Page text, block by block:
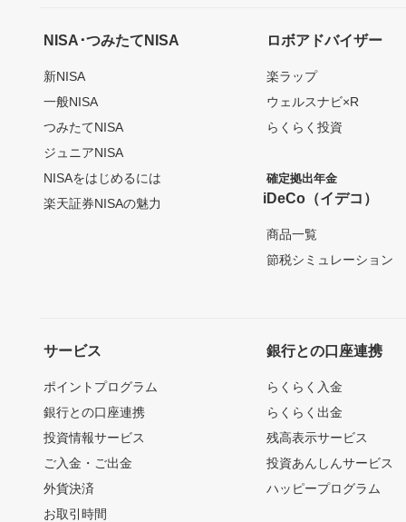
NISA･つみたてNISA
新NISA
一般NISA
つみたてNISA
ジュニアNISA
NISAをはじめるには
楽天証券NISAの魅力
ロボアドバイザー
楽ラップ
ウェルスナビ×R
らくらく投資
確定拠出年金
iDeCo（イデコ）
商品一覧
節税シミュレーション
サービス
ポイントプログラム
銀行との口座連携
投資情報サービス
ご入金・ご出金
外貨決済
お取引時間
銀行との口座連携
らくらく入金
らくらく出金
残高表示サービス
投資あんしんサービス
ハッピープログラム